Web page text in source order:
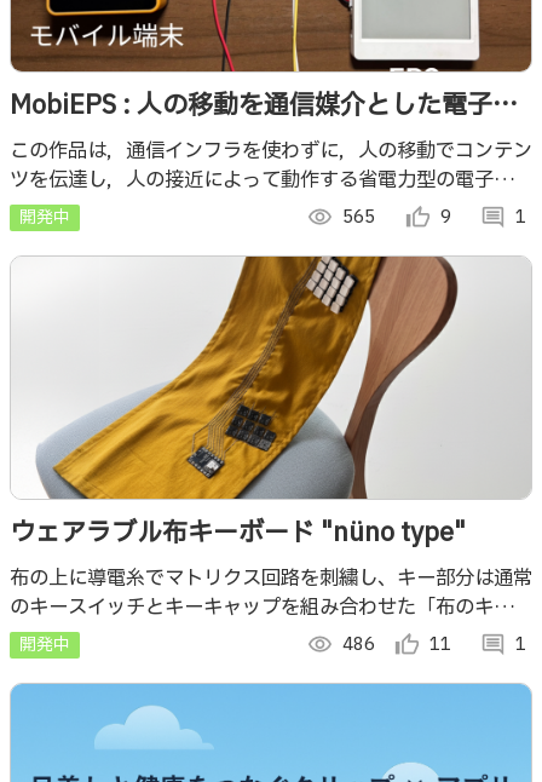
MobiEPS : 人の移動を通信媒介とした電子ペ
ーパーサイネージ
この作品は，通信インフラを使わずに，人の移動でコンテン
ツを伝達し，人の接近によって動作する省電力型の電子ペー
パーサイネージ（EPS）です． EPSの通信待機時の電力消
費はほぼゼロに抑えています！
開発中 visibility 565 thumb_up_alt 9 comment 1
ウェアラブル布キーボード "nüno type"
布の上に導電糸でマトリクス回路を刺繍し、キー部分は通常
のキースイッチとキーキャップを組み合わせた「布のキーボ
ード」です。
開発中 visibility 486 thumb_up_alt 11 comment 1